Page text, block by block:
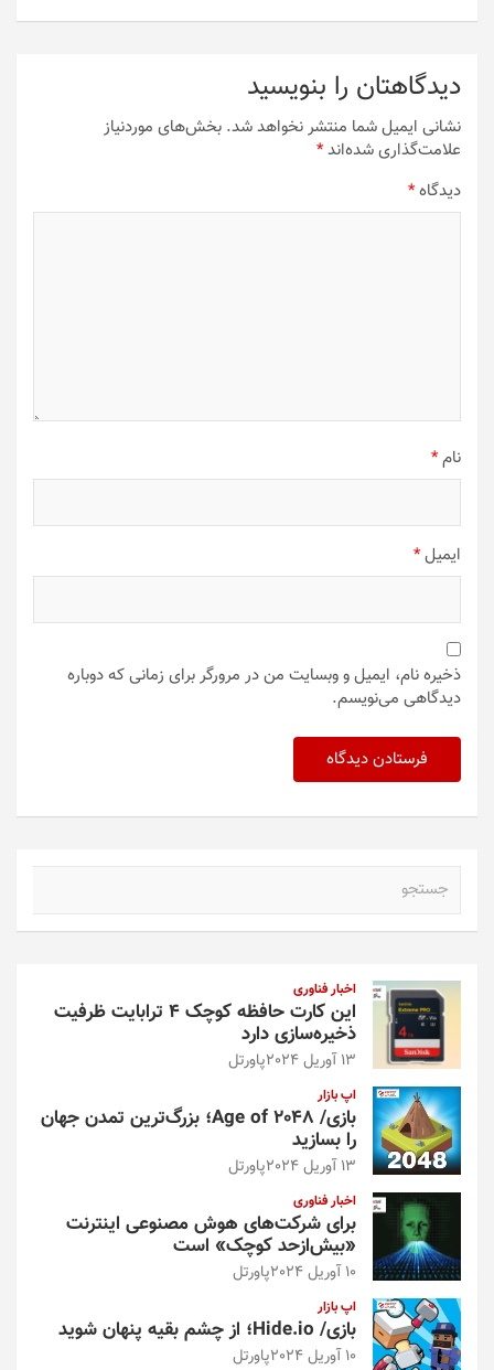
دیدگاهتان را بنویسید
نشانی ایمیل شما منتشر نخواهد شد. بخش‌های موردنیاز
علامت‌گذاری شده‌اند*
دیدگاه*
نام*
ایمیل*
ذخیره نام، ایمیل و وبسایت من در مرورگر برای زمانی که دوباره
دیدگاهی می‌نویسم.
اخبار فناوری
این کارت حافظه کوچک ۴ ترابایت ظرفیت
ذخیره‌سازی دارد
13 آوریل 2024 پاورتل
اپ بازار
بازی/ Age of 2048؛ بزرگ‌ترین تمدن جهان
را بسازید
13 آوریل 2024 پاورتل
اخبار فناوری
برای شرکت‌های هوش مصنوعی اینترنت
«بیش‌از‌حد کوچک» است
10 آوریل 2024 پاورتل
اپ بازار
بازی/ Hide.io؛ از چشم بقیه پنهان شوید
10 آوریل 2024 پاورتل